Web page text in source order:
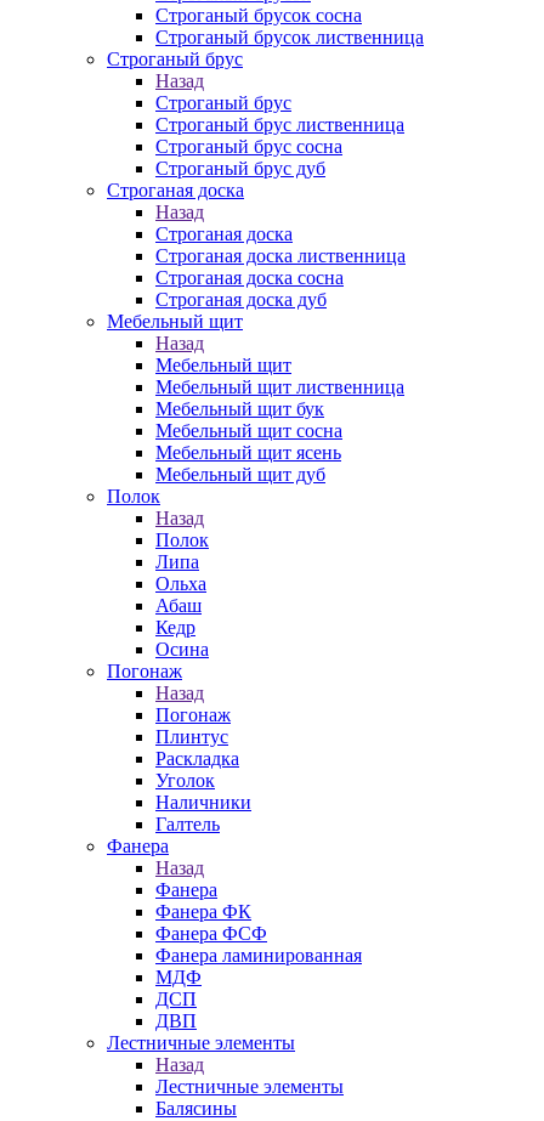
Строганый брусок сосна
Строганый брусок лиственница
Строганый брус
Назад
Строганый брус
Строганый брус лиственница
Строганый брус сосна
Строганый брус дуб
Строганая доска
Назад
Строганая доска
Строганая доска лиственница
Строганая доска сосна
Строганая доска дуб
Мебельный щит
Назад
Мебельный щит
Мебельный щит лиственница
Мебельный щит бук
Мебельный щит сосна
Мебельный щит ясень
Мебельный щит дуб
Полок
Назад
Полок
Липа
Ольха
Абаш
Кедр
Осина
Погонаж
Назад
Погонаж
Плинтус
Раскладка
Уголок
Наличники
Галтель
Фанера
Назад
Фанера
Фанера ФК
Фанера ФСФ
Фанера ламинированная
МДФ
ДСП
ДВП
Лестничные элементы
Назад
Лестничные элементы
Балясины